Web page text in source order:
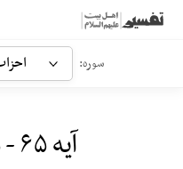
سوره:
آیه ۶۵ - سوره احزاب